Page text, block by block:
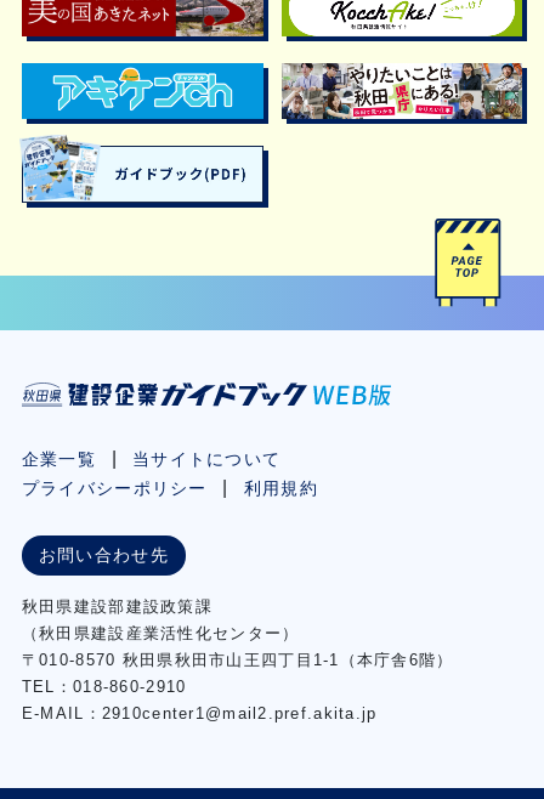
企業一覧
当サイトについて
プライバシーポリシー
利用規約
お問い合わせ先
秋⽥県建設部建設政策課
（秋⽥県建設産業活性化センター）
〒010-8570 秋田県秋田市⼭王四丁⽬1-1（本庁舎6階）
TEL：018-860-2910
E-MAIL：2910center1@mail2.pref.akita.jp